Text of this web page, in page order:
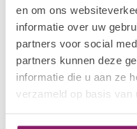
en om ons
informatie over uw
partners voor social
partners kunnen deze
informatie die u aan ze
verzameld op basis van
In stock
POLKADOTS
26 BIAP
In stock